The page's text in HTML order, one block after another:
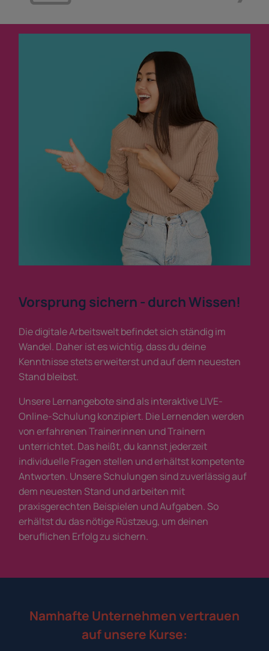
Vorsprung sichern - durch Wissen!
Die digitale Arbeitswelt befindet sich ständig im
Wandel. Daher ist es wichtig, dass du deine
Kenntnisse stets erweiterst und auf dem neuesten
Stand bleibst.
Unsere Lernangebote sind als interaktive LIVE-
Online-Schulung konzipiert. Die Lernenden werden
von erfahrenen Trainerinnen und Trainern
unterrichtet. Das heißt, du kannst jederzeit
individuelle Fragen stellen und erhältst kompetente
Antworten. Unsere Schulungen sind zuverlässig auf
dem neuesten Stand und arbeiten mit
praxisgerechten Beispielen und Aufgaben. So
erhältst du das nötige Rüstzeug, um deinen
beruflichen Erfolg zu sichern.
Namhafte Unternehmen vertrauen
auf unsere Kurse: